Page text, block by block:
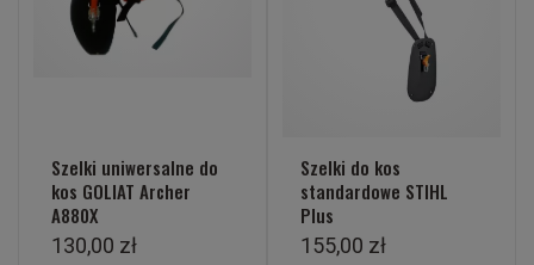
Szelki uniwersalne do
kos GOLIAT Archer
A880X
130,00 zł
Szelki do kos
standardowe STIHL
Plus
155,00 zł